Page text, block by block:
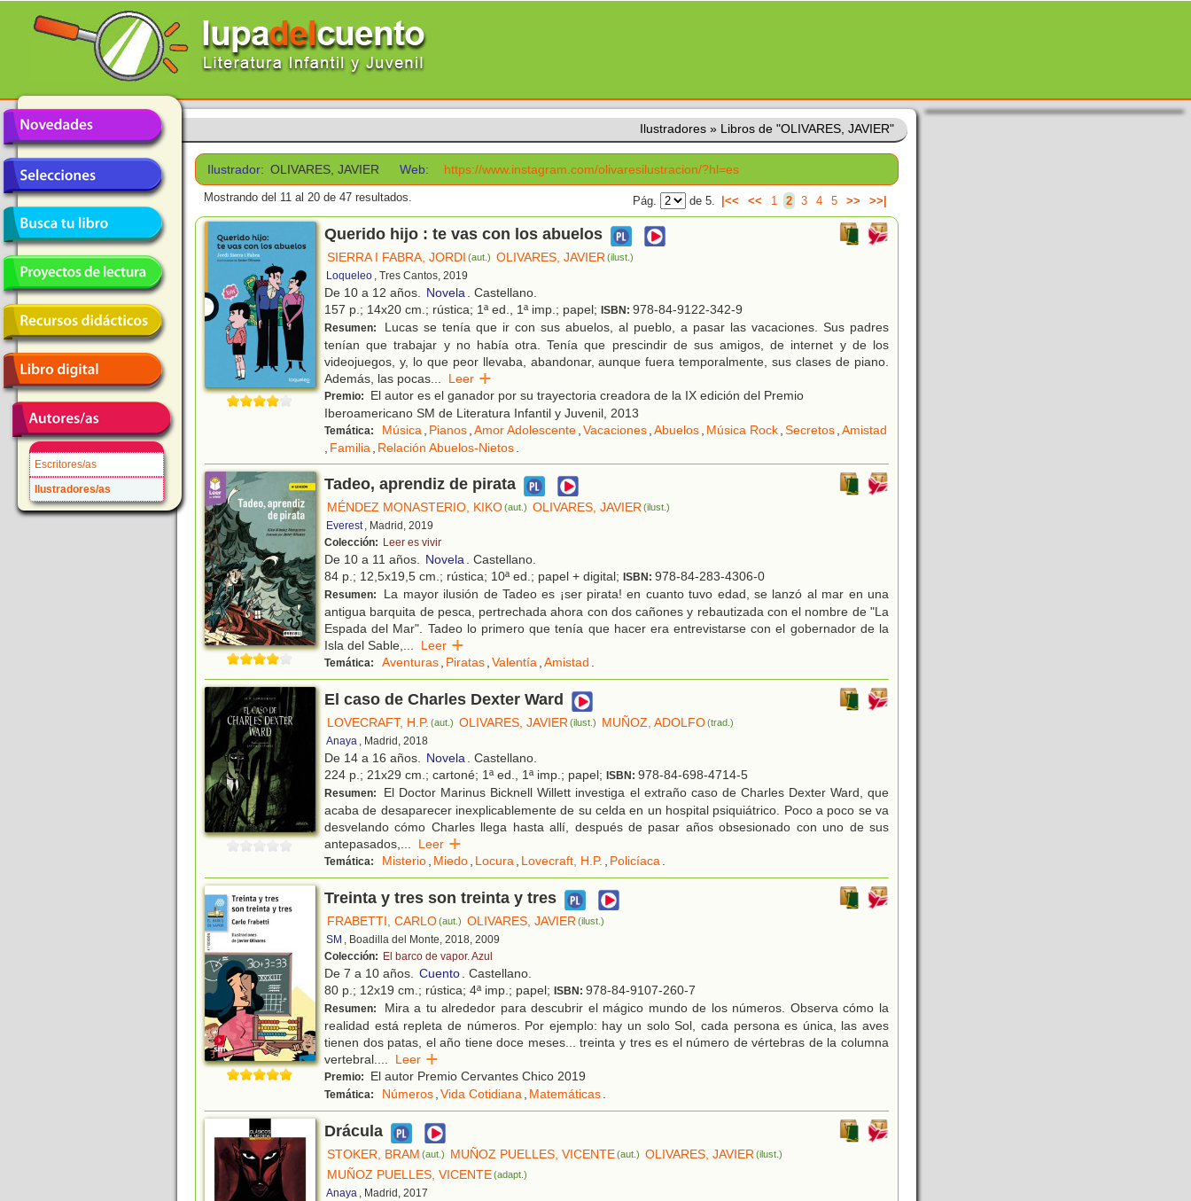
Escritores/as
Ilustradores/as
Ilustradores » Libros de "OLIVARES, JAVIER"
Ilustrador: OLIVARES, JAVIER Web: https://www.instagram.com/olivaresilustracion/?hl=es
Mostrando del 11 al 20 de 47 resultados. Pág. de 5. |<< << 1 2 3 4 5 >> >>|
Querido hijo : te vas con los abuelos
SIERRA I FABRA, JORDI (aut.) OLIVARES, JAVIER(ilust.)
Loqueleo , Tres Cantos, 2019
De 10 a 12 años. Novela. Castellano.
157 p.; 14x20 cm.; rústica; 1ª ed., 1ª imp.; papel; ISBN: 978-84-9122-342-9
Resumen:
Lucas se tenía que ir con sus abuelos, al pueblo, a pasar las vacaciones. Sus padres
tenían que trabajar y no había otra. Tenía que prescindir de sus amigos, de internet y de los
videojuegos, y, lo que peor llevaba, abandonar, aunque fuera temporalmente, sus clases de piano.
Además, las pocas... Leer
Premio:
El autor es el ganador por su trayectoria creadora de la IX edición del Premio
Iberoamericano SM de Literatura Infantil y Juvenil, 2013
Temática: Música, Pianos,Amor Adolescente,Vacaciones,Abuelos, Música Rock,Secretos,Amistad
, Familia, Relación Abuelos-Nietos.
Tadeo, aprendiz de pirata
MÉNDEZ MONASTERIO, KIKO(aut.) OLIVARES, JAVIER(ilust.)
Everest , Madrid, 2019
Colección: Leer es vivir
De 10 a 11 años. Novela. Castellano.
84 p.; 12,5x19,5 cm.; rústica; 10ª ed.; papel + digital; ISBN: 978-84-283-4306-0
Resumen:
La mayor ilusión de Tadeo es ¡ser pirata! en cuanto tuvo edad, se lanzó al mar en una
antigua barquita de pesca, pertrechada ahora con dos cañones y rebautizada con el nombre de "La
Espada del Mar". Tadeo lo primero que tenía que hacer era entrevistarse con el gobernador de la
Isla del Sable,... Leer
Temática: Aventuras, Piratas,Valentía,Amistad .
El caso de Charles Dexter Ward
LOVECRAFT, H.P. (aut.) OLIVARES, JAVIER(ilust.) MUÑOZ, ADOLFO (trad.)
Anaya , Madrid, 2018
De 14 a 16 años. Novela. Castellano.
224 p.; 21x29 cm.; cartoné; 1ª ed., 1ª imp.; papel; ISBN: 978-84-698-4714-5
Resumen:
El Doctor Marinus Bicknell Willett investiga el extraño caso de Charles Dexter Ward, que
acaba de desaparecer inexplicablemente de su celda en un hospital psiquiátrico. Poco a poco se va
desvelando cómo Charles llega hasta allí, después de pasar años obsesionado con uno de sus
antepasados,... Leer
Temática: Misterio, Miedo, Locura, Lovecraft, H.P. , Policíaca.
Treinta y tres son treinta y tres
FRABETTI, CARLO(aut.) OLIVARES, JAVIER(ilust.)
SM , Boadilla del Monte, 2018, 2009
Colección: El barco de vapor. Azul
De 7 a 10 años. Cuento. Castellano.
80 p.; 12x19 cm.; rústica; 4ª imp.; papel; ISBN: 978-84-9107-260-7
Resumen:
Mira a tu alrededor para descubrir el mágico mundo de los números. Observa cómo la
realidad está repleta de números. Por ejemplo: hay un solo Sol, cada persona es única, las aves
tienen dos patas, el año tiene doce meses... treinta y tres es el número de vértebras de la columna
vertebral.... Leer
Premio: El autor Premio Cervantes Chico 2019
Temática: Números,Vida Cotidiana, Matemáticas.
Drácula
STOKER, BRAM (aut.) MUÑOZ PUELLES, VICENTE(aut.) OLIVARES, JAVIER (ilust.)
MUÑOZ PUELLES, VICENTE(adapt.)
Anaya , Madrid, 2017